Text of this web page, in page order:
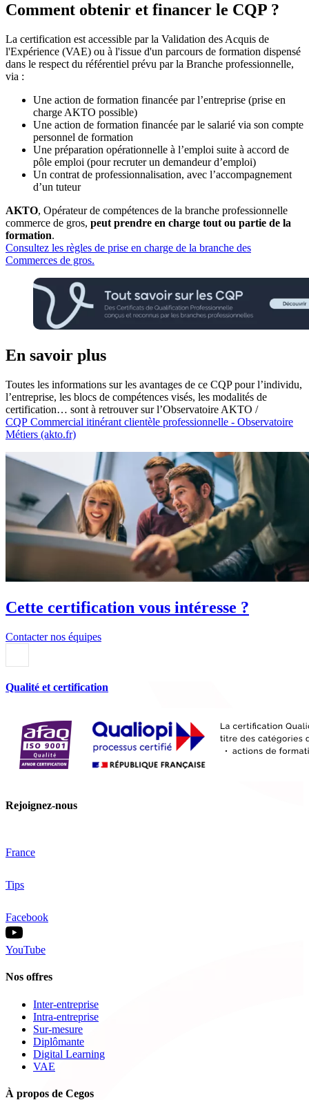
Comment obtenir et financer le CQP ?
La certification est accessible par la Validation des Acquis de
l'Expérience (VAE) ou à l'issue d'un parcours de formation dispensé
dans le respect du référentiel prévu par la Branche professionnelle,
via :
Une action de formation financée par l’entreprise (prise en
charge AKTO possible)
Une action de formation financée par le salarié via son compte
personnel de formation
Une préparation opérationnelle à l’emploi suite à accord de
pôle emploi (pour recruter un demandeur d’emploi)
Un contrat de professionnalisation, avec l’accompagnement
d’un tuteur
AKTO, Opérateur de compétences de la branche professionnelle
commerce de gros, peut prendre en charge tout ou partie de la
formation.
Consultez les règles de prise en charge de la branche des
Commerces de gros.
En savoir plus
Toutes les informations sur les avantages de ce CQP pour l’individu,
l’entreprise, les blocs de compétences visés, les modalités de
certification… sont à retrouver sur l’Observatoire AKTO /
CQP Commercial itinérant clientèle professionnelle - Observatoire
Métiers (akto.fr)
Cette certification vous intéresse ?
Contacter nos équipes
Qualité et certification
Rejoignez-nous
France
Tips
Facebook
YouTube
Nos offres
Inter-entreprise
Intra-entreprise
Sur-mesure
Diplômante
Digital Learning
VAE
À propos de Cegos